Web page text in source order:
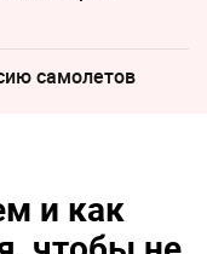
самолетов
и как